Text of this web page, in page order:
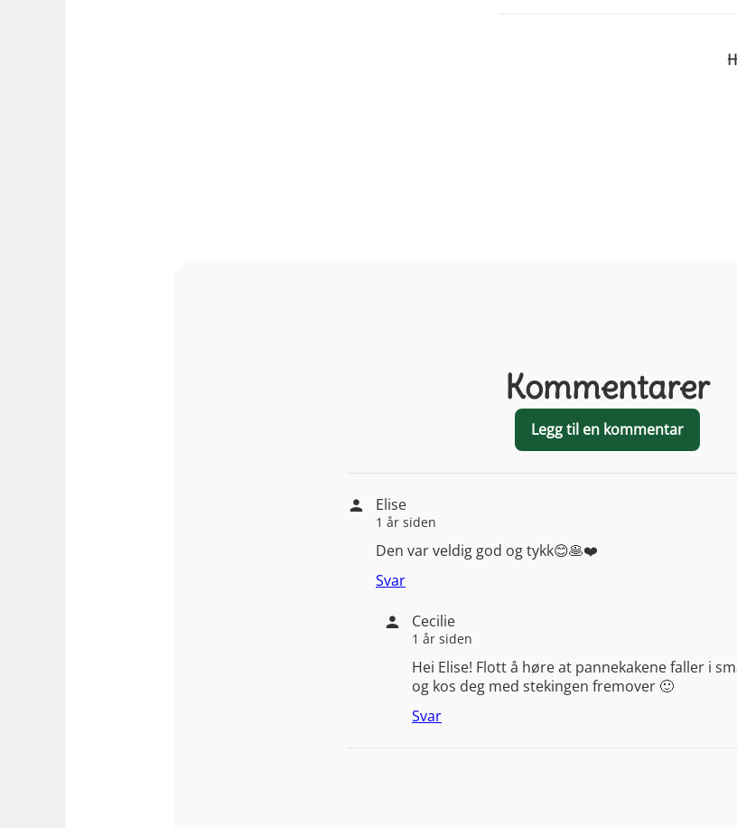
Kommentarer
Legg til en kommentar
Elise
1 år siden
Den var veldig god og tykk😊🥞❤️
Svar
Cecilie
1 år siden
Hei Elise! Flott å høre at pannekakene faller i
og kos deg med stekingen fremover 🙂
Svar